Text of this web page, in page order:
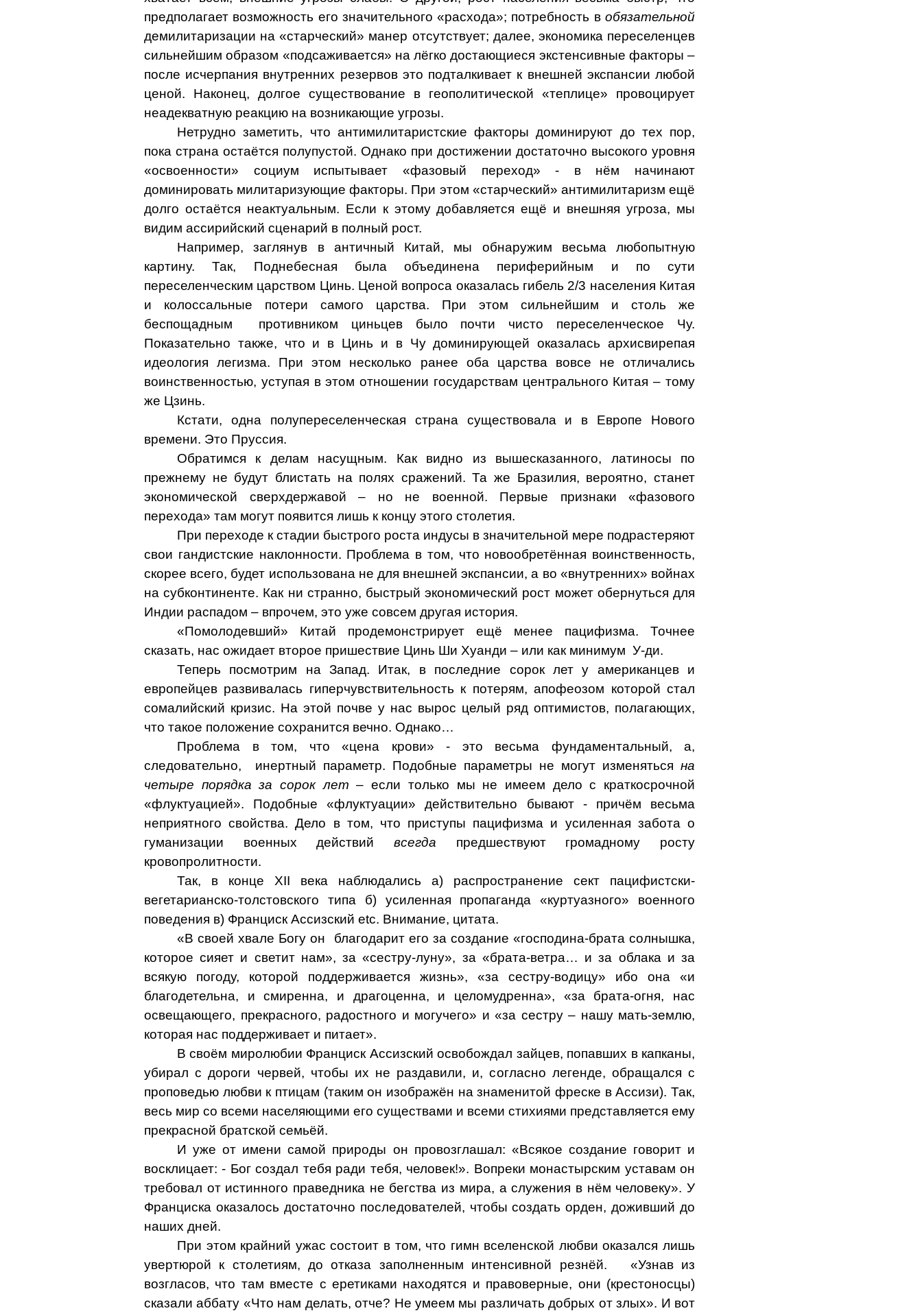
предполагает возможность его значительного «расхода»; потребность в обязательной
демилитаризации на «старческий» манер отсутствует; далее, экономика переселенцев
сильнейшим образом «подсаживается» на лёгко достающиеся экстенсивные факторы –
после исчерпания внутренних резервов это подталкивает к внешней экспансии любой
ценой. Наконец, долгое существование в геополитической «теплице» провоцирует
неадекватную реакцию на возникающие угрозы.
Нетрудно заметить, что антимилитаристские факторы доминируют до тех пор,
пока страна остаётся полупустой. Однако при достижении достаточно высокого уровня
«освоенности» социум испытывает «фазовый переход» - в нём начинают
доминировать милитаризующие факторы. При этом «старческий» антимилитаризм ещё
долго остаётся неактуальным. Если к этому добавляется ещё и внешняя угроза, мы
видим ассирийский сценарий в полный рост.
Например, заглянув в античный Китай, мы обнаружим весьма любопытную
картину. Так, Поднебесная была объединена периферийным и по сути
переселенческим царством Цинь. Ценой вопроса оказалась гибель 2/3 населения Китая
и колоссальные потери самого царства. При этом сильнейшим и столь же
беспощадным
противником циньцев было почти чисто переселенческое Чу.
Показательно также, что и в Цинь и в Чу доминирующей оказалась архисвирепая
идеология легизма. При этом несколько ранее оба царства вовсе не отличались
воинственностью, уступая в этом отношении государствам центрального Китая – тому
же Цзинь.
Кстати, одна полупереселенческая страна существовала и в Европе Нового
времени. Это Пруссия.
Обратимся к делам насущным. Как видно из вышесказанного, латиносы по
прежнему не будут блистать на полях сражений. Та же Бразилия, вероятно, станет
экономической сверхдержавой – но не военной. Первые признаки «фазового
перехода» там могут появится лишь к концу этого столетия.
При переходе к стадии быстрого роста индусы в значительной мере подрастеряют
свои гандистские наклонности. Проблема в том, что новообретённая воинственность,
скорее всего, будет использована не для внешней экспансии, а во «внутренних» войнах
на субконтиненте. Как ни странно, быстрый экономический рост может обернуться для
Индии распадом – впрочем, это уже совсем другая история.
«Помолодевший» Китай продемонстрирует ещё менее пацифизма. Точнее
сказать, нас ожидает второе пришествие Цинь Ши Хуанди – или как минимум У-ди.
Теперь посмотрим на Запад. Итак, в последние сорок лет у американцев и
европейцев развивалась гиперчувствительность к потерям, апофеозом которой стал
сомалийский кризис. На этой почве у нас вырос целый ряд оптимистов, полагающих,
что такое положение сохранится вечно. Однако…
Проблема в том, что «цена крови» - это весьма фундаментальный, а,
следовательно,
инертный параметр. Подобные параметры не могут изменяться на
четыре порядка за сорок лет – если только мы не имеем дело с краткосрочной
«флуктуацией». Подобные «флуктуации» действительно бывают - причём весьма
неприятного свойства. Дело в том, что приступы пацифизма и усиленная забота о
гуманизации военных действий всегда предшествуют громадному росту
кровопролитности.
Так, в конце ХII века наблюдались а) распространение сект пацифистски-
вегетарианско-толстовского типа б) усиленная пропаганда «куртуазного» военного
поведения в) Франциск Ассизский etc. Внимание, цитата.
«В своей хвале Богу он
благодарит его за создание «господина-брата солнышка,
которое сияет и светит нам», за «сестру-луну», за «брата-ветра… и за облака и за
всякую погоду, которой поддерживается жизнь», «за сестру-водицу» ибо она «и
благодетельна, и смиренна, и драгоценна, и целомудренна», «за брата-огня, нас
освещающего, прекрасного, радостного и могучего» и «за сестру – нашу мать-землю,
которая нас поддерживает и питает».
В своём миролюбии Франциск Ассизский освобождал зайцев, попавших в капканы,
убирал с дороги червей, чтобы их не раздавили, и, согласно легенде, обращался с
проповедью любви к птицам (таким он изображён на знаменитой фреске в Ассизи). Так,
весь мир со всеми населяющими его существами и всеми стихиями представляется ему
прекрасной братской семьёй.
И уже от имени самой природы он провозглашал: «Всякое создание говорит и
восклицает: - Бог создал тебя ради тебя, человек!». Вопреки монастырским уставам он
требовал от истинного праведника не бегства из мира, а служения в нём человеку». У
Франциска оказалось достаточно последователей, чтобы создать орден, доживший до
наших дней.
При этом крайний ужас состоит в том, что гимн вселенской любви оказался лишь
увертюрой к столетиям, до отказа заполненным интенсивной резнёй.
«Узнав из
возгласов, что там вместе с еретиками находятся и правоверные, они (крестоносцы)
сказали аббату «Что нам делать, отче? Не умеем мы различать добрых от злых». И вот